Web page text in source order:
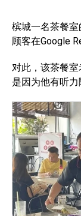
槟城一名茶餐
顾客在Google
对此，该茶餐
是因为他有听力